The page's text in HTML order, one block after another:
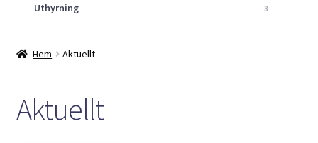
Uthyrning 8
Hem Aktuellt
Aktuellt